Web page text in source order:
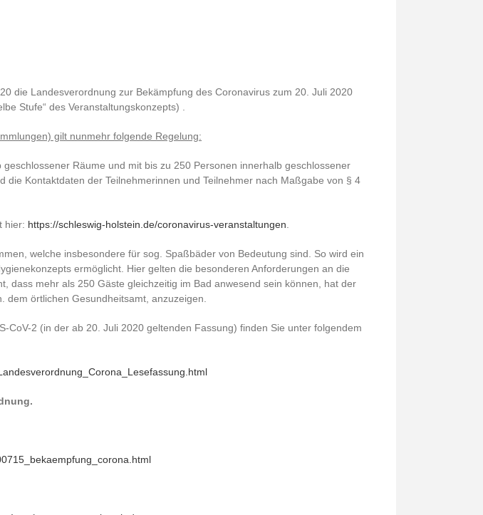
die Landesverordnung zur Bekämpfung des Coronavirus zum 20. Juli 2020
Stufe“ des Veranstaltungskonzepts) .
gilt nunmehr folgende Regelung:
Räume und mit bis zu 250 Personen innerhalb geschlossener
Kontaktdaten der Teilnehmerinnen und Teilnehmer nach Maßgabe von § 4
hier: https://schleswig-holstein.de/coronavirus-veranstaltungen
welche insbesondere für sog. Spaßbäder von Bedeutung sind. So wird ein
ermöglicht. Hier gelten die besonderen Anforderungen an die
dass mehr als 250 Gäste gleichzeitig im Bad anwesend sein können, hat der
örtlichen Gesundheitsamt, anzuzeigen.
CoV-2 (in der ab 20. Juli 2020 geltenden Fassung) finden Sie unter folgendem